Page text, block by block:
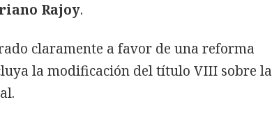
Rajoy.
claramente a favor de una reforma
la modificación del título VIII sobre la